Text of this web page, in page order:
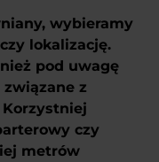
wybieramy
lokalizację.
pod uwagę
z
czy
metrów